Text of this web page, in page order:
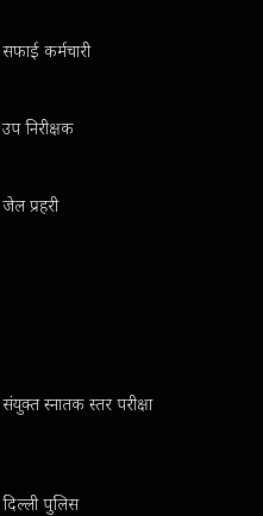
सफाई कर्मचारी
उप निरीक्षक
जेल प्रहरी
संयुक्त स्नातक स्तर परीक्षा
दिल्ली पुलिस